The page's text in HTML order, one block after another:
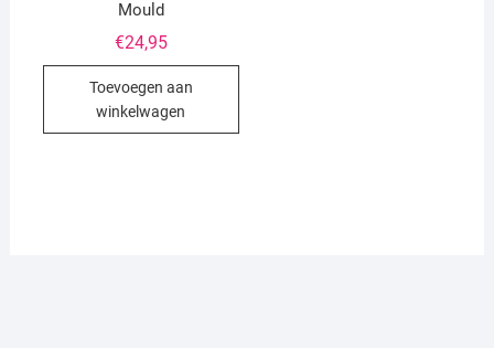
Mould
€24,95
Toevoegen aan
winkelwagen